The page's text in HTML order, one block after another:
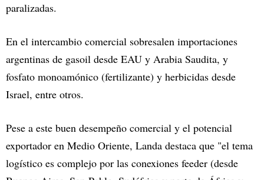
paralizadas.
En el intercambio comercial sobresalen importaciones
argentinas de gasoil desde EAU y Arabia Saudita, y
fosfato monoamónico (fertilizante) y herbicidas desde
Israel, entre otros.
Pese a este buen desempeño comercial y el potencial
exportador en Medio Oriente, Landa destaca que "el tema
logístico es complejo por las conexiones feeder (desde